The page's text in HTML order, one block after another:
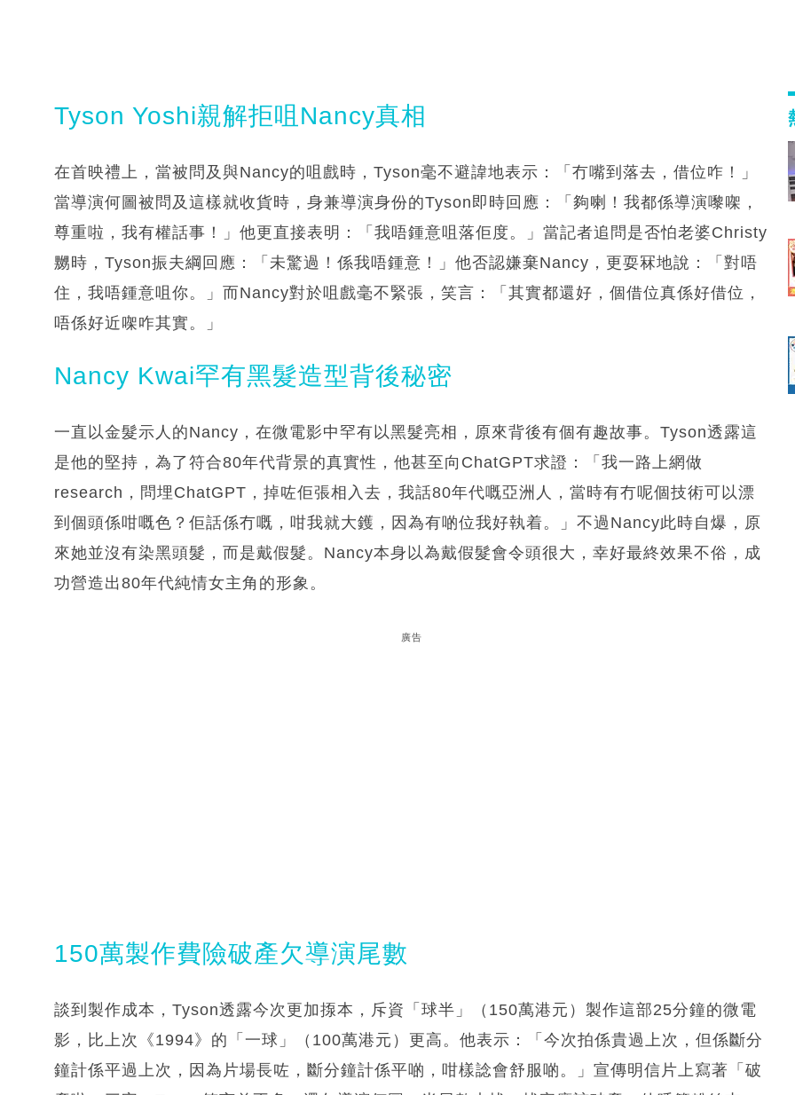
Tyson Yoshi親解拒咀Nancy真相
在首映禮上，當被問及與Nancy的咀戲時，Tyson毫不避諱地表示：「冇嘴到落去，借位咋！」
當導演何圖被問及這樣就收貨時，身兼導演身份的Tyson即時回應：「夠喇！我都係導演嚟㗎，
尊重啦，我有權話事！」他更直接表明：「我唔鍾意咀落佢度。」當記者追問是否怕老婆Christy
嬲時，Tyson振夫綱回應：「未驚過！係我唔鍾意！」他否認嫌棄Nancy，更耍冧地說：「對唔
住，我唔鍾意咀你。」而Nancy對於咀戲毫不緊張，笑言：「其實都還好，個借位真係好借位，
唔係好近㗎咋其實。」
Nancy Kwai罕有黑髮造型背後秘密
一直以金髮示人的Nancy，在微電影中罕有以黑髮亮相，原來背後有個有趣故事。Tyson透露這
是他的堅持，為了符合80年代背景的真實性，他甚至向ChatGPT求證：「我一路上網做
research，問埋ChatGPT，掉咗佢張相入去，我話80年代嘅亞洲人，當時有冇呢個技術可以漂
到個頭係咁嘅色？佢話係冇嘅，咁我就大鑊，因為有啲位我好執着。」不過Nancy此時自爆，原
來她並沒有染黑頭髮，而是戴假髮。Nancy本身以為戴假髮會令頭很大，幸好最終效果不俗，成
功營造出80年代純情女主角的形象。
廣告
150萬製作費險破產欠導演尾數
談到製作成本，Tyson透露今次更加揼本，斥資「球半」（150萬港元）製作這部25分鐘的微電
影，比上次《1994》的「一球」（100萬港元）更高。他表示：「今次拍係貴過上次，但係斷分
鐘計係平過上次，因為片場長咗，斷分鐘計係平啲，咁樣諗會舒服啲。」宣傳明信片上寫著「破